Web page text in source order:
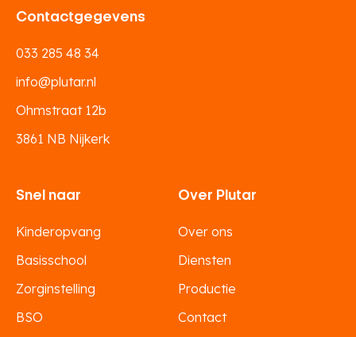
Contactgegevens
033 285 48 34
info@plutar.nl
Ohmstraat 12b
3861 NB Nijkerk
Snel naar
Kinderopvang
Basisschool
Zorginstelling
BSO
Over Plutar
Over ons
Diensten
Productie
Contact